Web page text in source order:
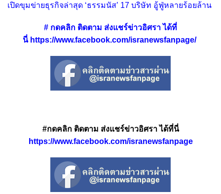
เปิดขุมข่ายธุรกิจล่าสุด ‘ธรรมนัส’ 17 บริษัท อู้ฟู่หลายร้อยล้าน
# กดคลิก ติดตาม ส่งแชร์ข่าวอิศรา ได้ที่
นี่ https://www.facebook.com/isranewsfanpage/
#กดคลิก ติดตาม ส่งแชร์ข่าวอิศรา ได้ที่นี่
https://www.facebook.com/isranewsfanpage